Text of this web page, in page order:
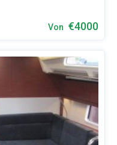
Von €4000